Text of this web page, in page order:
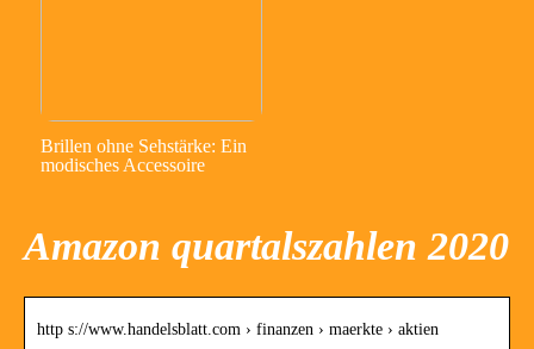
Brillen ohne Sehstärke: Ein
modisches Accessoire
Amazon quartalszahlen 2020
http s://www.handelsblatt.com › finanzen › maerkte › aktien